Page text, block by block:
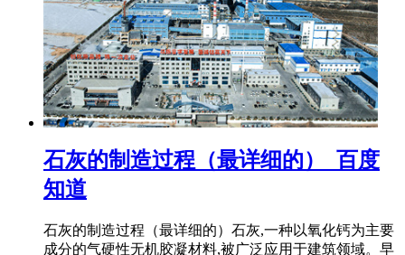
石灰的制造过程（最详细的）_百度
知道
石灰的制造过程（最详细的）石灰,一种以氧化钙为主要
成分的气硬性无机胶凝材料,被广泛应用于建筑领域。早